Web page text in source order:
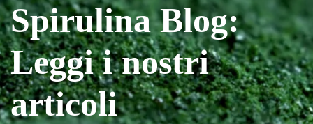
Spirulina Blog:
Leggi i nostri
articoli